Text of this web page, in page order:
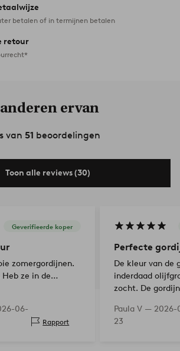
betalen of in termijnen betalen
retour
ervan
van 51 beoordelingen
Toon alle reviews (30)
Geverifieerde koper
zomergordijnen.
ze in de
06-
Rapport
Perfecte
De kleur van de
inderdaad
zocht. De
Paula V — 2026-
23